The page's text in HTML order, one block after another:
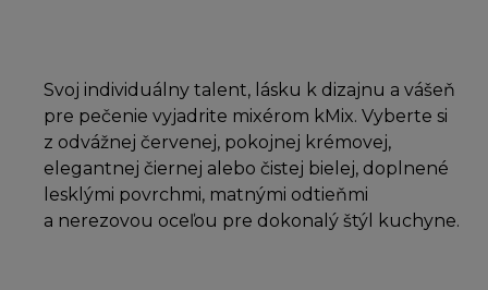
Svoj individuálny talent, lásku k dizajnu a vášeň
pre pečenie vyjadrite mixérom kMix. Vyberte si
z odvážnej červenej, pokojnej krémovej,
elegantnej čiernej alebo čistej bielej, doplnené
lesklými povrchmi, matnými odtieňmi
a nerezovou oceľou pre dokonalý štýl kuchyne.